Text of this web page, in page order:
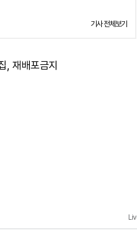
기사 전체보기
재배포금지